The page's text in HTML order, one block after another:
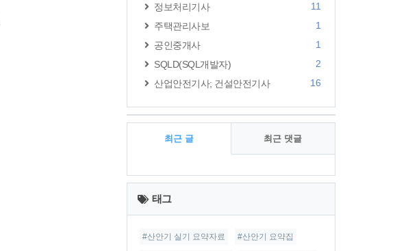
정보처리기사
11
주택관리사보
1
공인중개사
1
SQLD(SQL개발자)
2
산업안전기사; 건설안전기사
16
최근 글 최근 댓글
최
근
글
태그
#산안기 실기 요약자료 #산안기 요약집